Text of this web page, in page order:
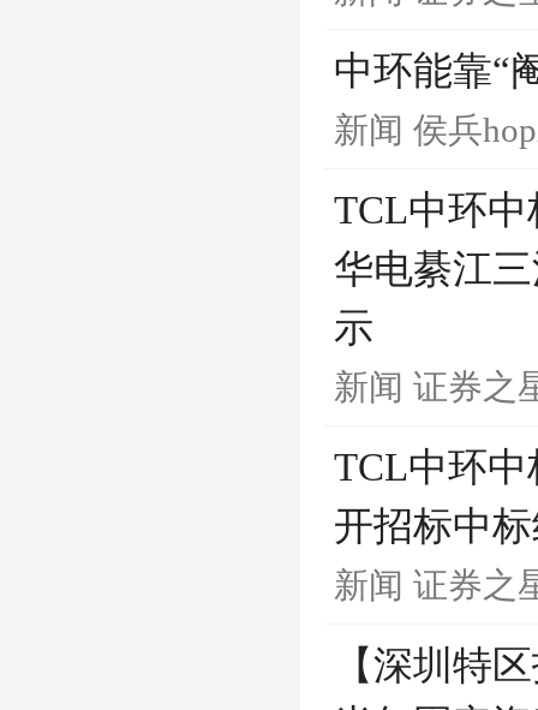
中环能靠“
新闻 侯兵
TCL中环
华电綦江
示
新闻 证券之
TCL中环
开招标中
新闻 证券之
【深圳特